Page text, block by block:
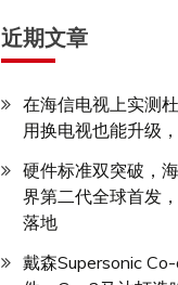
近期文章
在海信电视上实测
用换电视也能升级
硬件标准双突破，
界第二代全球首发
落地
戴森Supersonic